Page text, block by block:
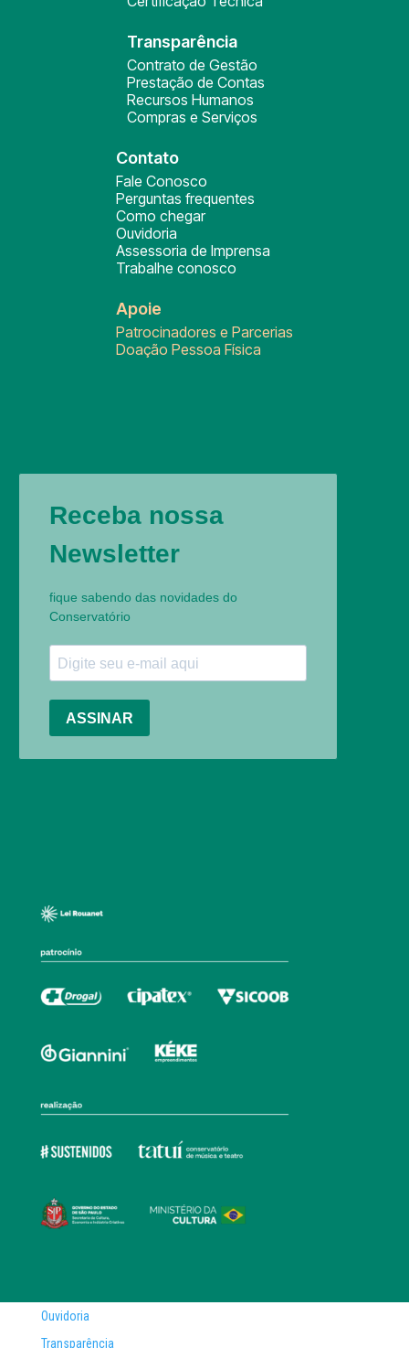
Transparência
Contrato de Gestão
Prestação de Contas
Recursos Humanos
Compras e Serviços
Contato
Fale Conosco
Perguntas frequentes
Como chegar
Ouvidoria
Assessoria de Imprensa
Trabalhe conosco
Apoie
Patrocinadores e Parcerias
Doação Pessoa Física
Ouvidoria
Transparência